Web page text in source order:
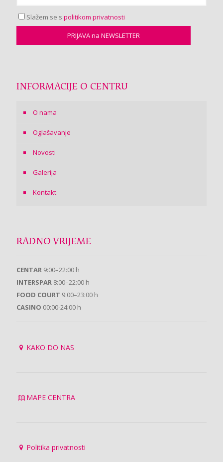
Slažem se s politikom privatnosti
INFORMACIJE O CENTRU
O nama
Oglašavanje
Novosti
Galerija
Kontakt
RADNO VRIJEME
CENTAR 9:00–22:00 h
INTERSPAR 8:00–22:00 h
FOOD COURT 9:00–23:00 h
CASINO 00:00-24:00 h
KAKO DO NAS
MAPE CENTRA
Politika privatnosti